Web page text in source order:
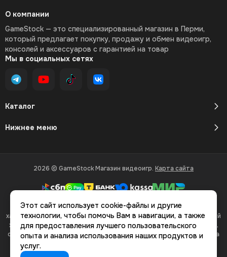
Каталог
Нижнее меню
О компании
GameStock — это специализированный магазин в Перми,
который предлагает покупку, продажу и обмен видеоигр,
консолей и аксессуаров с гарантией на товар
Мы в социальных сетях
2026 © GameStock Магазин видеоигр. Карта сайта
Вся представленная на сайте информация, касающаяся
характеристик, стоимости товаров и услуг, носит информационный
характер и ни при каких условиях не является публичной офертой,
определяемой положениями Статьи 437(2) Гражданского кодекса
Этот сайт использует cookie-файлы и другие
технологии, чтобы помочь Вам в навигации, а также
для предоставления лучшего пользовательского
опыта и анализа использования наших продуктов и
услуг.